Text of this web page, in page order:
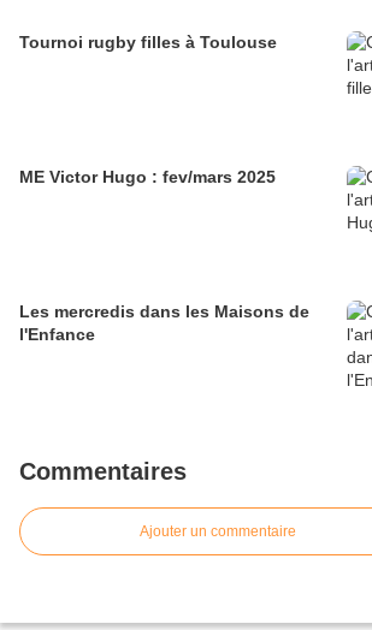
Tournoi rugby filles à Toulouse
ME Victor Hugo : fev/mars 2025
Les mercredis dans les Maisons de
l'Enfance
Commentaires
Ajouter un commentaire